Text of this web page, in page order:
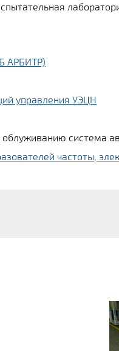
АРБИТР)
управления УЭЦН
система
частоты,